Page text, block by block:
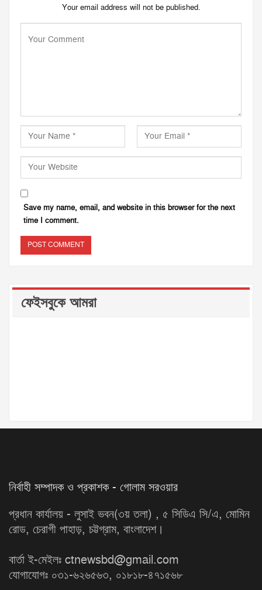
Your email address will not be published.
Save my name, email, and website in this browser for the next
time I comment.
ফেইসবুকে আমরা
নির্বাহী সম্পাদক ও প্রকাশক - গোলাম সরওয়ার
প্রধান কার্যালয় - লুসাই ভবন(৩য় তলা) , ৫ সিডিএ সি/এ, মোমিন
রোড, চেরাগী পাহাড়, চট্টগ্রাম, বাংলাদেশ।
বার্তা ই-মেইলঃ ctnewsbd@gmail.com
যোগাযোগঃ ০৩১-৬২৬৫৬৩, ০১৮১৮-৪৭১৫৬৮